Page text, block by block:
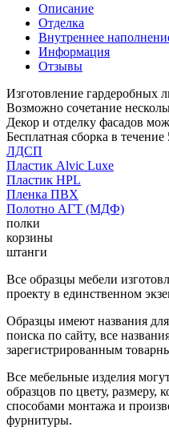
Описание
Отделка
Внутреннее
Информация
Отзывы
Изготовление гардеробных
Возможно сочетание
Декор и отделку фасадов
Бесплатная сборка в
ЛДСП
Пластик Alvic Luxe
Пластик HPL
Пленка ПВХ
Полотно АГТ (МДФ)
полки
корзины
штанги
Все образцы мебели
проекту в единственном
Образцы имеют названия
поиска по сайту, все
зарегистрированным
Все мебельные изделия
образцов по цвету, размеру,
способами монтажа и
фурнитуры.